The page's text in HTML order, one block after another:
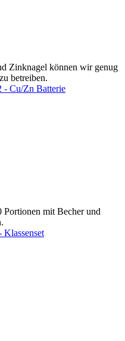
Zinknagel können wir genug
betreiben.
- Cu/Zn Batterie
Portionen mit Becher und